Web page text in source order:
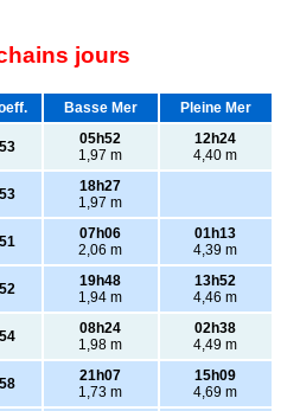
jours
Basse Mer Pleine Mer
53
05h52
1,97 m
12h24
4,40 m
53
18h27
1,97 m
51
07h06
2,06 m
01h13
4,39 m
52
19h48
1,94 m
13h52
4,46 m
54
08h24
1,98 m
02h38
4,49 m
58
21h07
1,73 m
15h09
4,69 m